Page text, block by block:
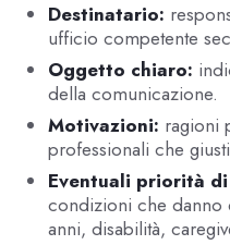
Destinatario:
ufficio competente
Oggetto chiaro:
della comunicazione.
Motivazioni: ragioni
professionali che
Eventuali priorità
condizioni che danno
anni, disabilità,